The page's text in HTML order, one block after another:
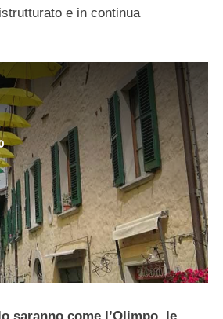
e in continua